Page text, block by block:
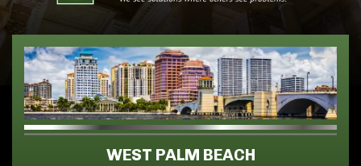
WEST PALM BEACH